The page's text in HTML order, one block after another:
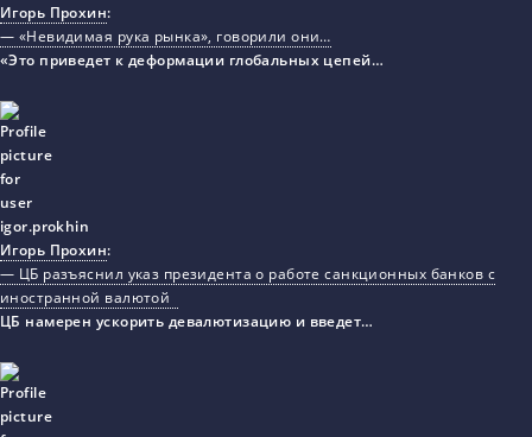
Игорь Прохин:
— «Невидимая рука рынка», говорили они…
«Это приведет к деформации глобальных цепей…
Игорь Прохин:
— ЦБ разъяснил указ президента о работе санкционных банков с
иностранной валютой
ЦБ намерен ускорить девалютизацию и введет…